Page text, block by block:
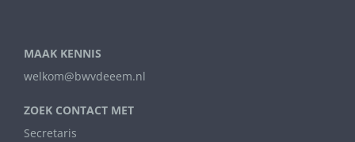
MAAK KENNIS
welkom@bwvdeeem.nl
ZOEK CONTACT MET
Secretaris